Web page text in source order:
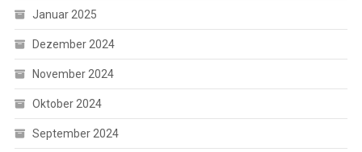
Januar 2025
Dezember 2024
November 2024
Oktober 2024
September 2024